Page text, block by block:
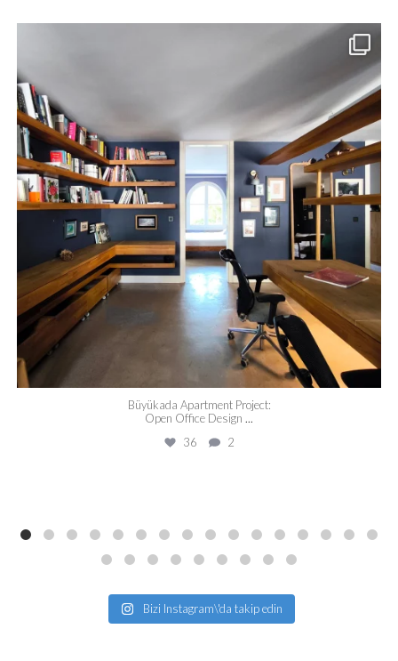
Büyükada Apartment Project:
Open Office Design ...
36
2
Bizi Instagram\'da takip edin